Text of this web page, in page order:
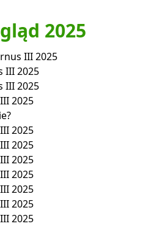
2025
III 2025
III 2025
III 2025
2025
2025
2025
2025
2025
2025
2025
2025